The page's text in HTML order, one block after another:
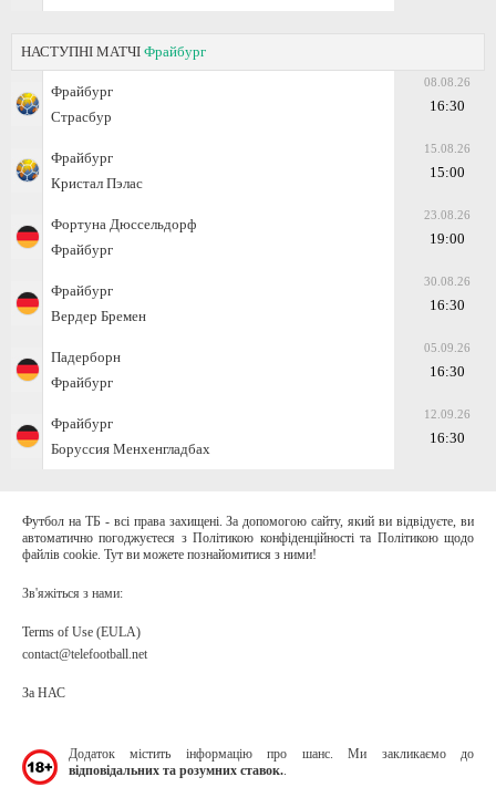
НАСТУПНІ МАТЧІ Фрайбург
Фрайбург
Страсбур
08.08.26
16:30
Фрайбург
Кристал Пэлас
15.08.26
15:00
Фортуна Дюссельдорф
Фрайбург
23.08.26
19:00
Фрайбург
Вердер Бремен
30.08.26
16:30
Падерборн
Фрайбург
05.09.26
16:30
Фрайбург
Боруссия Менхенгладбах
12.09.26
16:30
Футбол на ТБ - всі права захищені. За допомогою сайту, який ви відвідуєте, ви
автоматично погоджуєтеся з Політикою конфіденційності та Політикою щодо
файлів cookie. Тут ви можете познайомитися з ними!
Зв'яжіться з нами:
Terms of Use (EULA)
contact@telefootball.net
За НАС
Додаток містить інформацію про шанс. Ми закликаємо до
відповідальних та розумних ставок.